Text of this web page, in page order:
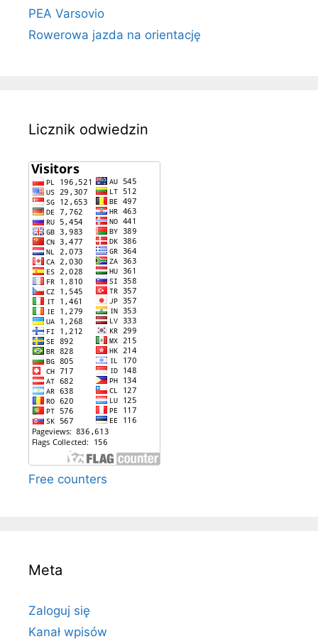
PEA Varsovio
Rowerowa jazda na orientację
Licznik odwiedzin
Free counters
Meta
Zaloguj się
Kanał wpisów